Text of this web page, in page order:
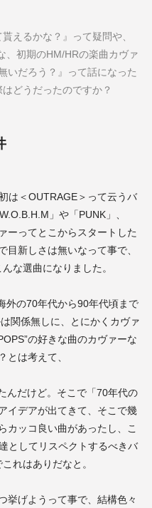
えるかな？』って疑問や、
、初期のHM/HRの楽曲カヴァ
いだろう？』って話になった
どうだったのですか？
は＜OUTRAGE＞って云うバ
」や「PUNK 」、
ーってとこからスタートした
目新しさは無いなって事で、
な選曲になりました。
外の70年代から90年代頃まで
関係無しに、とにかくカヴァ
の好きな曲のカヴァーな
とは考えて、
んだけど。そこで「70年代の
イデアが出てきて、そこで幾
カッコ良い曲があったし、こ
としてリスペクトするべきバ
れはありだなと。
挙げようって事で、結構色々